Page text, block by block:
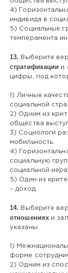
4)
индивида в
5) Социальные
темперамента
13. Выберите
стратификации и
цифры, под
1) Личные
социальной
2) Одним из
общества
3) Социологи
мобильность.
4)
социальную
социальной
5) Один из
– доход.
14. Выберите
отношениях и
указаны.
1)
форме
2) Одним из